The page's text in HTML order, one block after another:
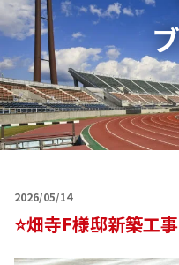
2026/05/14
⭐畑寺F様邸新築工